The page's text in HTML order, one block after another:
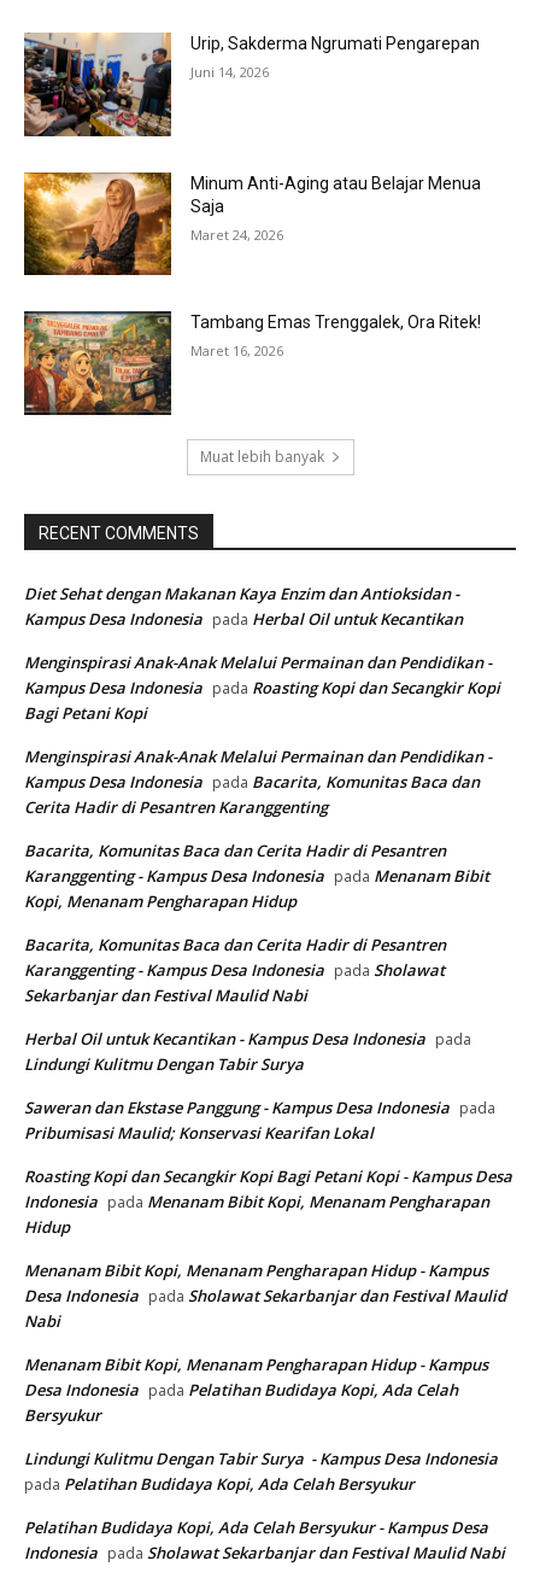
Urip, Sakderma Ngrumati Pengarepan
Juni 14, 2026
Minum Anti-Aging atau Belajar Menua
Saja
Maret 24, 2026
Tambang Emas Trenggalek, Ora Ritek!
Maret 16, 2026
Muat lebih banyak
RECENT COMMENTS
Diet Sehat dengan Makanan Kaya Enzim dan Antioksidan -
Kampus Desa Indonesia pada Herbal Oil untuk Kecantikan
Menginspirasi Anak-Anak Melalui Permainan dan Pendidikan -
Kampus Desa Indonesia pada Roasting Kopi dan Secangkir Kopi
Bagi Petani Kopi
Menginspirasi Anak-Anak Melalui Permainan dan Pendidikan -
Kampus Desa Indonesia pada Bacarita, Komunitas Baca dan
Cerita Hadir di Pesantren Karanggenting
Bacarita, Komunitas Baca dan Cerita Hadir di Pesantren
Karanggenting - Kampus Desa Indonesia pada Menanam Bibit
Kopi, Menanam Pengharapan Hidup
Bacarita, Komunitas Baca dan Cerita Hadir di Pesantren
Karanggenting - Kampus Desa Indonesia pada Sholawat
Sekarbanjar dan Festival Maulid Nabi
Herbal Oil untuk Kecantikan - Kampus Desa Indonesia pada
Lindungi Kulitmu Dengan Tabir Surya
Saweran dan Ekstase Panggung - Kampus Desa Indonesia pada
Pribumisasi Maulid; Konservasi Kearifan Lokal
Roasting Kopi dan Secangkir Kopi Bagi Petani Kopi - Kampus Desa
Indonesia pada Menanam Bibit Kopi, Menanam Pengharapan
Hidup
Menanam Bibit Kopi, Menanam Pengharapan Hidup - Kampus
Desa Indonesia pada Sholawat Sekarbanjar dan Festival Maulid
Nabi
Menanam Bibit Kopi, Menanam Pengharapan Hidup - Kampus
Desa Indonesia pada Pelatihan Budidaya Kopi, Ada Celah
Bersyukur
Lindungi Kulitmu Dengan Tabir Surya - Kampus Desa Indonesia
pada Pelatihan Budidaya Kopi, Ada Celah Bersyukur
Pelatihan Budidaya Kopi, Ada Celah Bersyukur - Kampus Desa
Indonesia pada Sholawat Sekarbanjar dan Festival Maulid Nabi